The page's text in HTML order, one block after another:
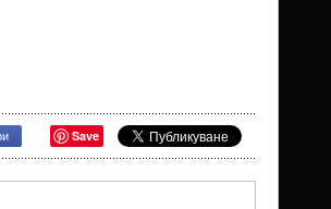
Save